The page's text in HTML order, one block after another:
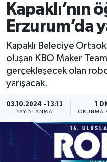
Kapaklı’nın
Erzurum’da
Kapaklı Belediye
oluşan KBO Maker
gerçekleşecek olan
yarışacak.
03.10.2024 - 13:13
YAYINLANMA
1
OKUNMA
Spor
Eğitim
Siyaset
Resmi Reklamlar
Tekirdağ
Ekonomi
Sağlık
Tekirdağ Trafik
Süper Lig Puan
Tüm Manşetler
Son Dakika Haberleri
Haber Arşivi